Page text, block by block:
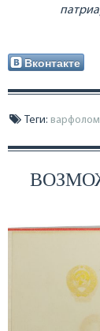
Вконтакте
Теги: